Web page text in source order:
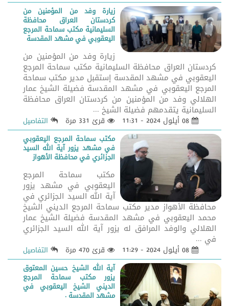
زيارة وفد من المؤمنين من
كردستان العراق محافظة
السليمانية مكتب سماحة المرجع
اليعقوبي في مشهد المقدسة
زيارة وفد من المؤمنين من
كردستان العراق محافظة السليمانية مكتب سماحة المرجع
اليعقوبي في مشهد المقدسة إستقبل مدير مكتب سماحة
المرجع اليعقوبي في مشهد المقدسة فضيلة الشيخ عمار
الهلالي وفد من المؤمنين من كردستان العراق محافظة
السليمانية يتقدمهم فضيلة الشيخ ...
قرئ 331 مرة
التفاصيل
مكتب سماحة المرجع اليعقوبي
في مشهد يزور آية الله السيد
الجزائري في محافظة الأهواز
مكتب سماحة المرجع
اليعقوبي في مشهد يزور
آية الله السيد الجزائري في
محافظة الأهواز مدير مكتب سماحة المرجع الديني الشيخ
محمد اليعقوبي في مشهد المقدسة فضيلة الشيخ عمار
الهلالي والوفد المرافق له يزور آية الله السيد الجزائري
في ...
قرئ 470 مرة
التفاصيل
آية الله الشيخ حسين المعتوق
يزور مكتب سماحة المرجع
الديني الشيخ اليعقوبي في
مشهد المقدسة .